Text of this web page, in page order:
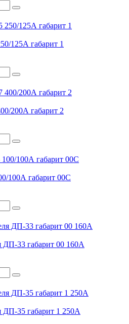
125А габарит 1
200А габарит 2
100А габарит 00С
ДП-33 габарит 00 160А
ДП-35 габарит 1 250А